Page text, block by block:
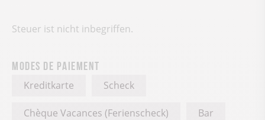
Steuer ist nicht inbegriffen.
Modes de paiement
Kreditkarte Scheck
Chèque Vacances (Ferienscheck) Bar